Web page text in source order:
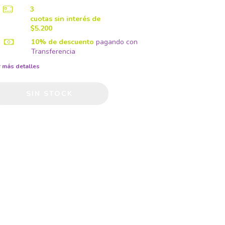
3
cuotas sin interés de
$5.200
10% de descuento pagando con
Transferencia
más detalles